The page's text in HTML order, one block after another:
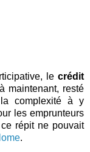
le crédit
maintenant, resté
complexité à y
les emprunteurs
répit ne pouvait
.